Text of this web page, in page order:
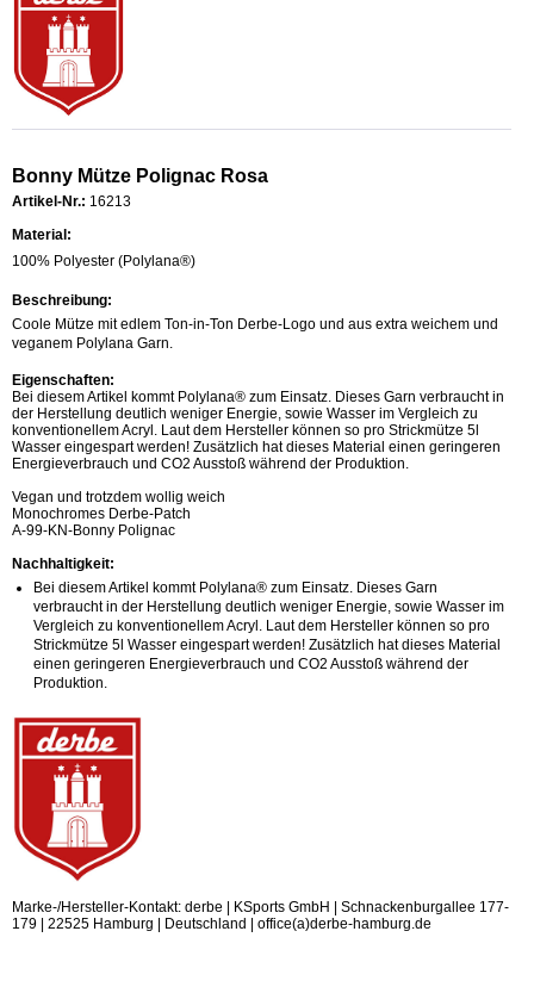
Bonny Mütze Polignac Rosa
Artikel-Nr.: 16213
Material:
100% Polyester (Polylana®)
Beschreibung:
Coole Mütze mit edlem Ton-in-Ton Derbe-Logo und aus extra weichem und
veganem Polylana Garn.
Eigenschaften:
Bei diesem Artikel kommt Polylana® zum Einsatz. Dieses Garn verbraucht in
der Herstellung deutlich weniger Energie, sowie Wasser im Vergleich zu
konventionellem Acryl. Laut dem Hersteller können so pro Strickmütze 5l
Wasser eingespart werden! Zusätzlich hat dieses Material einen geringeren
Energieverbrauch und CO2 Ausstoß während der Produktion.
Vegan und trotzdem wollig weich
Monochromes Derbe-Patch
A-99-KN-Bonny Polignac
Nachhaltigkeit:
Bei diesem Artikel kommt Polylana® zum Einsatz. Dieses Garn
verbraucht in der Herstellung deutlich weniger Energie, sowie Wasser im
Vergleich zu konventionellem Acryl. Laut dem Hersteller können so pro
Strickmütze 5l Wasser eingespart werden! Zusätzlich hat dieses Material
einen geringeren Energieverbrauch und CO2 Ausstoß während der
Produktion.
Marke-/Hersteller-Kontakt: derbe | KSports GmbH | Schnackenburgallee 177-
179 | 22525 Hamburg | Deutschland | office(a)derbe-hamburg.de